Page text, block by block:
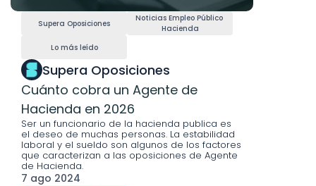
Supera Oposiciones
Noticias Empleo Público
Hacienda
Lo más leído
Supera Oposiciones
Cuánto cobra un Agente de
Hacienda en 2026
Ser un funcionario de la hacienda publica es
el deseo de muchas personas. La estabilidad
laboral y el sueldo son algunos de los factores
que caracterizan a las oposiciones de Agente
de Hacienda.
7 ago 2024